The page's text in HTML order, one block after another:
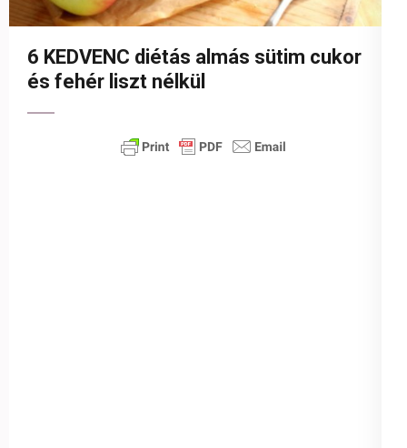
6 KEDVENC diétás almás sütim cukor
és fehér liszt nélkül